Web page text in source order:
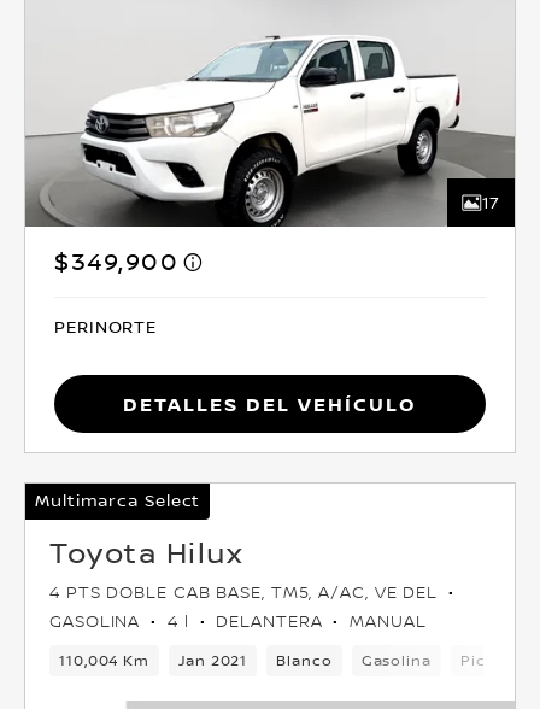
17
$349,900
PERINORTE
Detalles del vehículo
Multimarca Select
Toyota Hilux
4 PTS DOBLE CAB BASE, TM5, A/AC, VE DEL
GASOLINA
4 l DELANTERA MANUAL
110,004 Km Jan 2021 Blanco Gasolina Pickup